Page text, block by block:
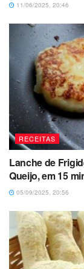
11/06/2025, 20:46
RECEITAS
Lanche de
Queijo, em 15
05/09/2025, 20:56